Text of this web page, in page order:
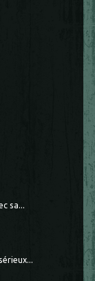
sa...